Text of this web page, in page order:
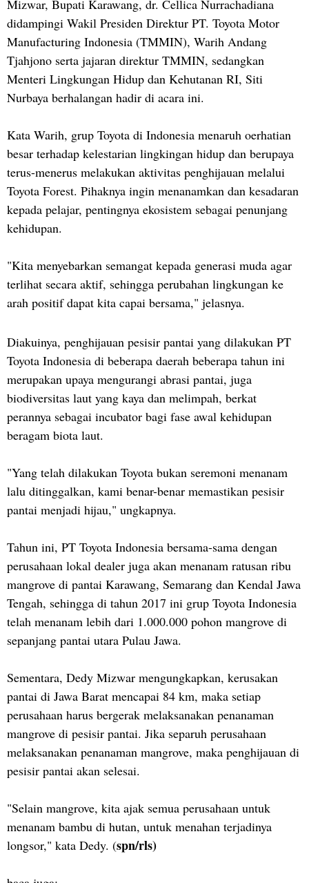
Mizwar, Bupati Karawang, dr. Cellica Nurrachadiana
didampingi Wakil Presiden Direktur PT. Toyota Motor
Manufacturing Indonesia (TMMIN), Warih Andang
Tjahjono serta jajaran direktur TMMIN, sedangkan
Menteri Lingkungan Hidup dan Kehutanan RI, Siti
Nurbaya berhalangan hadir di acara ini.
Kata Warih, grup Toyota di Indonesia menaruh oerhatian
besar terhadap kelestarian lingkingan hidup dan berupaya
terus-menerus melakukan aktivitas penghijauan melalui
Toyota Forest. Pihaknya ingin menanamkan dan kesadaran
kepada pelajar, pentingnya ekosistem sebagai penunjang
kehidupan.
"Kita menyebarkan semangat kepada generasi muda agar
terlihat secara aktif, sehingga perubahan lingkungan ke
arah positif dapat kita capai bersama," jelasnya.
Diakuinya, penghijauan pesisir pantai yang dilakukan PT
Toyota Indonesia di beberapa daerah beberapa tahun ini
merupakan upaya mengurangi abrasi pantai, juga
biodiversitas laut yang kaya dan melimpah, berkat
perannya sebagai incubator bagi fase awal kehidupan
beragam biota laut.
"Yang telah dilakukan Toyota bukan seremoni menanam
lalu ditinggalkan, kami benar-benar memastikan pesisir
pantai menjadi hijau," ungkapnya.
Tahun ini, PT Toyota Indonesia bersama-sama dengan
perusahaan lokal dealer juga akan menanam ratusan ribu
mangrove di pantai Karawang, Semarang dan Kendal Jawa
Tengah, sehingga di tahun 2017 ini grup Toyota Indonesia
telah menanam lebih dari 1.000.000 pohon mangrove di
sepanjang pantai utara Pulau Jawa.
Sementara, Dedy Mizwar mengungkapkan, kerusakan
pantai di Jawa Barat mencapai 84 km, maka setiap
perusahaan harus bergerak melaksanakan penanaman
mangrove di pesisir pantai. Jika separuh perusahaan
melaksanakan penanaman mangrove, maka penghijauan di
pesisir pantai akan selesai.
"Selain mangrove, kita ajak semua perusahaan untuk
menanam bambu di hutan, untuk menahan terjadinya
longsor," kata Dedy. (spn/rls)